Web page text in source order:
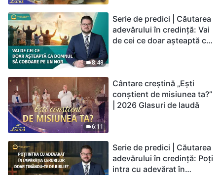
8:48
Serie de predici | Căutarea
adevărului în credință: Vai
de cei ce doar așteaptă ca
6:11
Cântare creștină „Ești
conștient de misiunea ta?”
| 2026 Glasuri de laudă
Serie de predici | Căutarea
adevărului în credință: Poți
intra cu adevărat în